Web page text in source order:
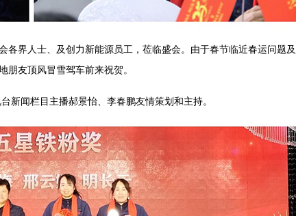
各界人士、及创力新能源员工，莅临盛会。由于春节临近春运问题
友顶风冒雪驾车前来祝贺。
新闻栏目主播郝景怡、李春鹏友情策划和主持。